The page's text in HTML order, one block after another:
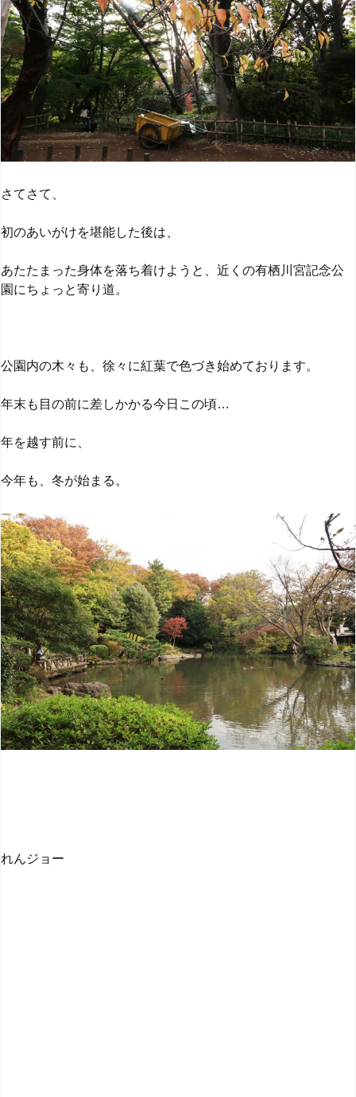
さてさて、
初のあいがけを堪能した後は、
あたたまった身体を落ち着けようと、近くの有栖川宮記念公
園にちょっと寄り道。
公園内の木々も、徐々に紅葉で色づき始めております。
年末も目の前に差しかかる今日この頃…
年を越す前に、
今年も、冬が始まる。
れんジョー